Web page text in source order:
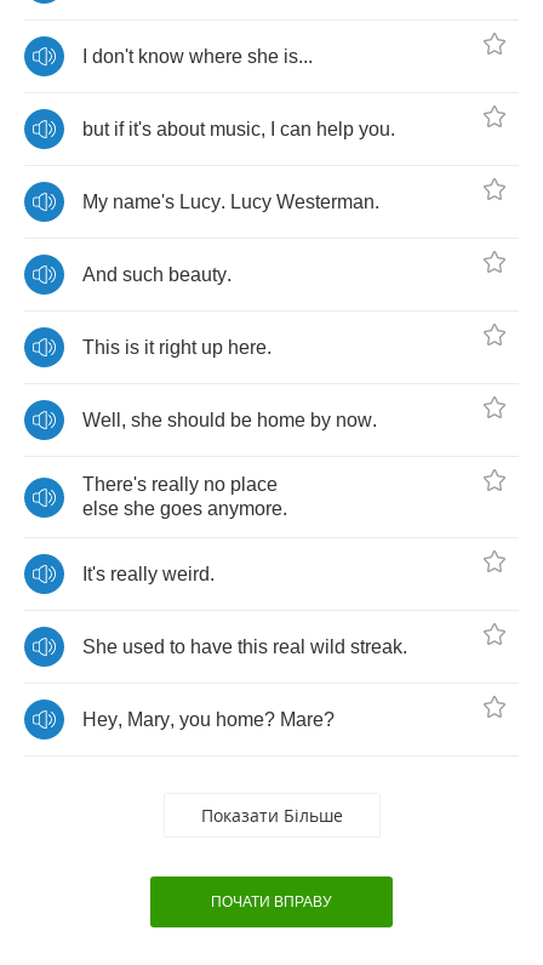
don't know where she is...
but if it's about music, can help you.
My name's Lucy. Lucy Westerman.
And such beauty.
This is it right up here.
Well , she should be home by now.
There's really no place
else she goes anymore.
It's really weird.
She used to have this real wild streak.
Hey, Mary, you home? Mare?
Показати Більше
ПОЧАТИ ВПРАВУ